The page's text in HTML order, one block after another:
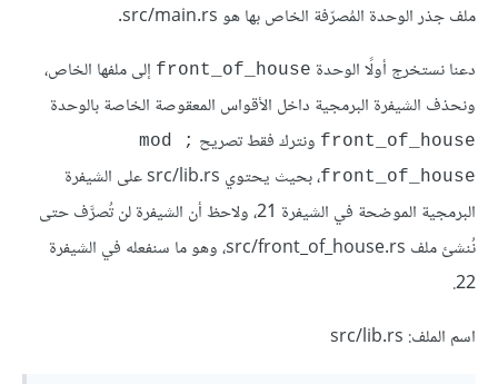
ملف جذر الوحدة المُصرّفة الخاص بها هو src/main.rs.
دعنا نستخرج أولًا الوحدة front_of_house إلى ملفها الخاص،
ونحذف الشيفرة البرمجية داخل الأقواس المعقوصة الخاصة بالوحدة
front_of_house ونترك فقط تصريح
;mod
front_of_house
، بحيث يحتوي src/lib.rs على الشيفرة
البرمجية الموضحة في الشيفرة 21، ولاحظ أن الشيفرة لن تُصرَّف حتى
نُنشئ ملف src/front_of_house.rs، وهو ما سنفعله في الشيفرة
22.
اسم الملف: src/lib.rs